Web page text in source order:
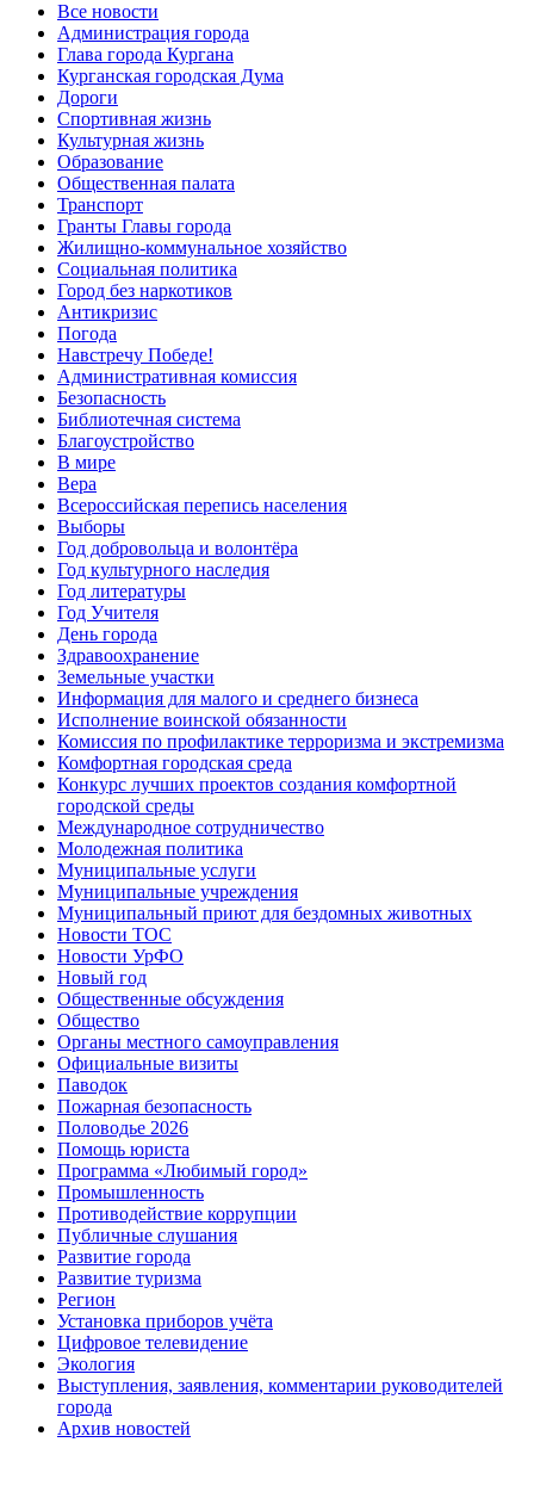
Все новости
Администрация города
Глава города Кургана
Курганская городская Дума
Дороги
Спортивная жизнь
Культурная жизнь
Образование
Общественная палата
Транспорт
Гранты Главы города
Жилищно-коммунальное хозяйство
Социальная политика
Город без наркотиков
Антикризис
Погода
Навстречу Победе!
Административная комиссия
Безопасность
Библиотечная система
Благоустройство
В мире
Вера
Всероссийская перепись населения
Выборы
Год добровольца и волонтёра
Год культурного наследия
Год литературы
Год Учителя
День города
Здравоохранение
Земельные участки
Информация для малого и среднего бизнеса
Исполнение воинской обязанности
Комиссия по профилактике терроризма и экстремизма
Комфортная городская среда
Конкурс лучших проектов создания комфортной
городской среды
Международное сотрудничество
Молодежная политика
Муниципальные услуги
Муниципальные учреждения
Муниципальный приют для бездомных животных
Новости ТОС
Новости УрФО
Новый год
Общественные обсуждения
Общество
Органы местного самоуправления
Официальные визиты
Паводок
Пожарная безопасность
Половодье 2026
Помощь юриста
Программа «Любимый город»
Промышленность
Противодействие коррупции
Публичные слушания
Развитие города
Развитие туризма
Регион
Установка приборов учёта
Цифровое телевидение
Экология
Выступления, заявления, комментарии руководителей
города
Архив новостей